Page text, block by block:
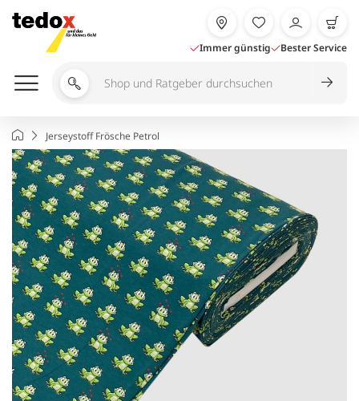
Inhalt
springen
Immer günstig Bester Service
Shop
Ratgeber
durchsuchen
StartseiteJerseystoff Frösche Petrol